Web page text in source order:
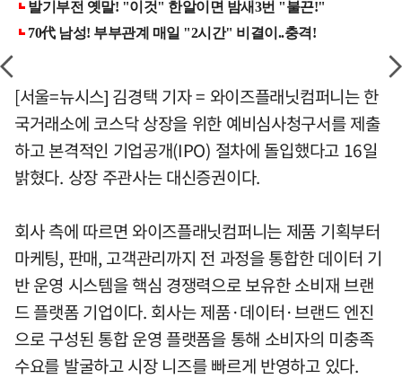
[서울=뉴시스] 김경택 기자 = 와이즈플래닛컴퍼니는 한
국거래소에 코스닥 상장을 위한 예비심사청구서를 제출
하고 본격적인 기업공개(IPO) 절차에 돌입했다고 16일
밝혔다. 상장 주관사는 대신증권이다.
회사 측에 따르면 와이즈플래닛컴퍼니는 제품 기획부터
마케팅, 판매, 고객관리까지 전 과정을 통합한 데이터 기
반 운영 시스템을 핵심 경쟁력으로 보유한 소비재 브랜
드 플랫폼 기업이다. 회사는 제품·데이터·브랜드 엔진
으로 구성된 통합 운영 플랫폼을 통해 소비자의 미충족
수요를 발굴하고 시장 니즈를 빠르게 반영하고 있다.